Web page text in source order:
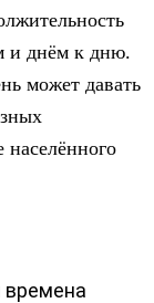
и днём к дню.
может давать
населённого
времена